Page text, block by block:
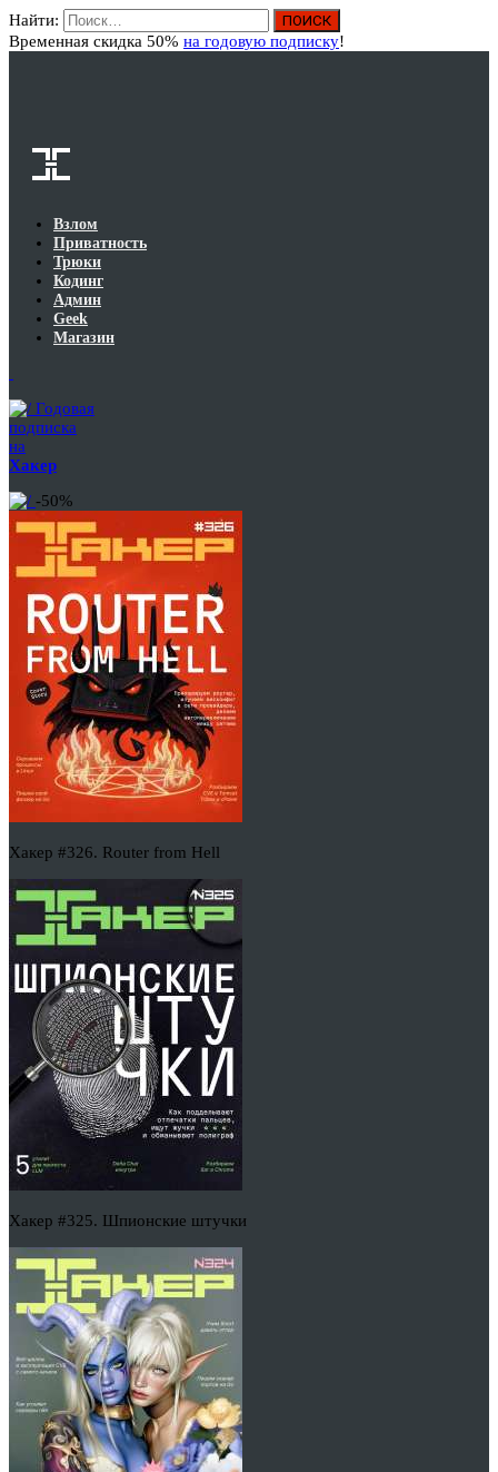
Найти:
Временная скидка 50% на годовую подписку!
Взлом
Приватность
Трюки
Кодинг
Админ
Geek
Магазин
Годовая
подписка
на
Хакер
-50%
Хакер #326. Router from Hell
Хакер #325. Шпионские штучки